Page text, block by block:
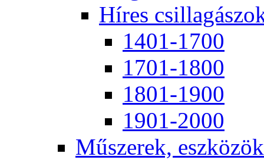
Hí­res
1401-1700
1701-1800
1801-1900
1901-2000
Mű­sze­rek, esz­kö­zök